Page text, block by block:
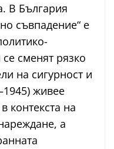
В България
съвпадение“ е
сменят рязко
на сигурност и
живее
контекста на
а